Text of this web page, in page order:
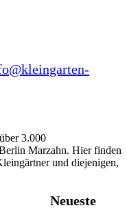
3.000
Marzahn. Hier finden
und diejenigen,
Neueste